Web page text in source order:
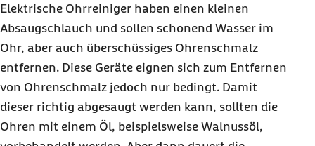
Elektrische Ohrreiniger haben einen kleinen
Absaugschlauch und sollen schonend Wasser im
Ohr, aber auch überschüssiges Ohrenschmalz
entfernen. Diese Geräte eignen sich zum Entfernen
von Ohrenschmalz jedoch nur bedingt. Damit
dieser richtig abgesaugt werden kann, sollten die
Ohren mit einem Öl, beispielsweise Walnussöl,